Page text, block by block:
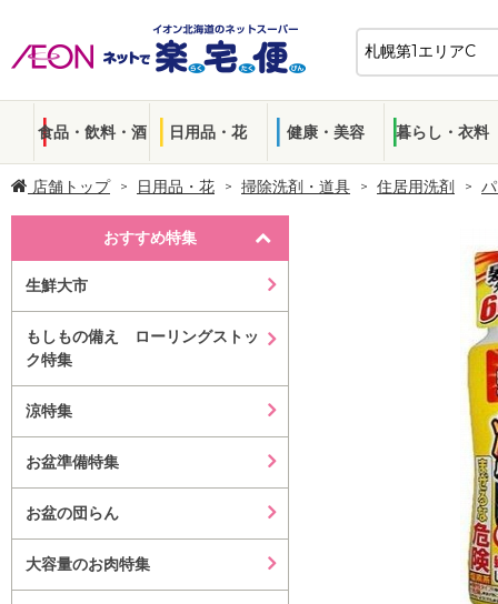
食品・飲料・酒 日用品・花 健康・美容 暮らし・衣料
店舗トップ 日用品・花 掃除洗剤・道具 住居用洗剤
おすすめ特集
生鮮大市
もしもの備え ローリングストッ
ク特集
涼特集
お盆準備特集
お盆の団らん
大容量のお肉特集